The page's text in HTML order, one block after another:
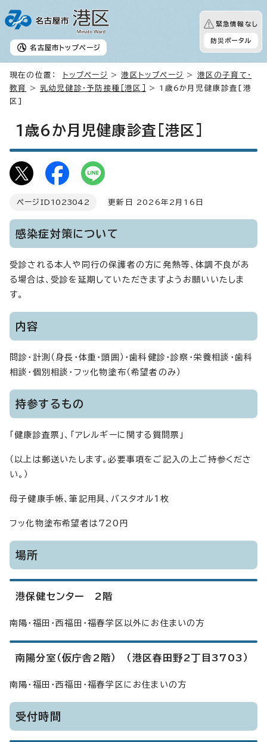
名古屋市 トップページ
緊急情報なし
防災ポータル
現在の位置： トップページ >港区トップページ > 港区の子育て・
教育
>乳幼児健診・予防接種［港区］
> 1歳6か月児健康診査[港
区]
1歳6か月児健康診査[港区]
ページID 1023042 更新日 2026年2月16日
感染症対策について
受診される本人や同行の保護者の方に発熱等、体調不良があ
る場合は、受診を延期していただきますようお願いいたしま
す。
内容
問診・計測（身長・体重・頭囲）・歯科健診・診察・栄養相談・歯科
相談・個別相談・フッ化物塗布（希望者のみ）
持参するもの
「健康診査票」、「アレルギーに関する質問票」
（以上は郵送いたします。必要事項をご記入の上ご持参くださ
い。）
母子健康手帳、筆記用具、バスタオル1枚
フッ化物塗布希望者は720円
場所
港保健センター 2階
南陽・福田・西福田・福春学区以外にお住まいの方
南陽分室（仮庁舎2階） （港区春田野2丁目3703）
南陽・福田・西福田・福春学区にお住まいの方
受付時間